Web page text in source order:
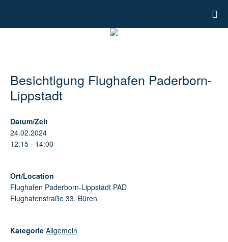
Besichtigung Flughafen Paderborn-
Lippstadt
Datum/Zeit
24.02.2024
12:15 - 14:00
Ort/Location
Flughafen Paderborn-Lippstadt PAD
Flughafenstraße 33, Büren
Kategorie Allgemein